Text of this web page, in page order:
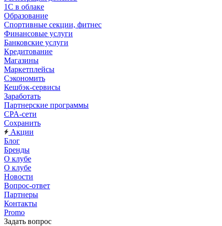
1С в облаке
Образование
Спортивные секции, фитнес
Финансовые услуги
Банковские услуги
Кредитование
Магазины
Маркетплейсы
Сэкономить
Кешбэк-сервисы
Заработать
Партнерские программы
CPA-сети
Сохранить
Акции
Блог
Бренды
О клубе
О клубе
Новости
Вопрос-ответ
Партнеры
Контакты
Promo
Задать вопрос